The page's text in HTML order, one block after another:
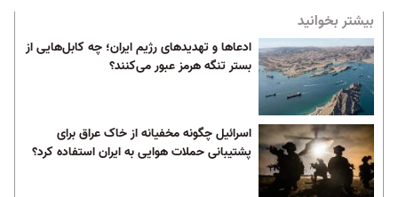
بیشتر بخوانید
ادعا‌ها و تهدید‌های رژیم ایران؛ چه کابل‌هایی از
بستر تنگه هرمز عبور می‌کنند؟
اسرائیل چگونه مخفیانه از خاک عراق برای
پشتیبانی حملات هوایی به ایران استفاده کرد؟